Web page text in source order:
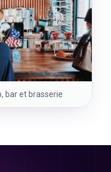
bar et brasserie